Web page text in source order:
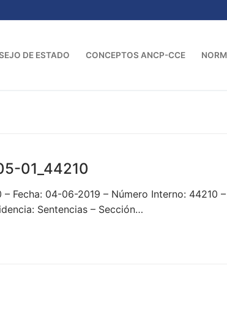
DE ESTADO CONCEPTOS ANCP-CCE
01_44210
Fecha: 04-06-2019 – Número Interno: 44210
Sentencias – Sección…